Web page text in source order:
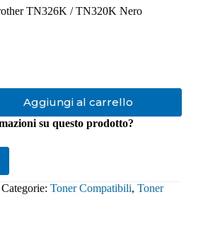
TN326K / TN320K Nero
Aggiungi al carrello
su questo prodotto?
Categorie: Toner Compatibili, Toner